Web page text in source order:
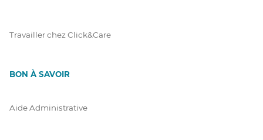
Travailler chez Click&Care
BON À SAVOIR
Aide Administrative